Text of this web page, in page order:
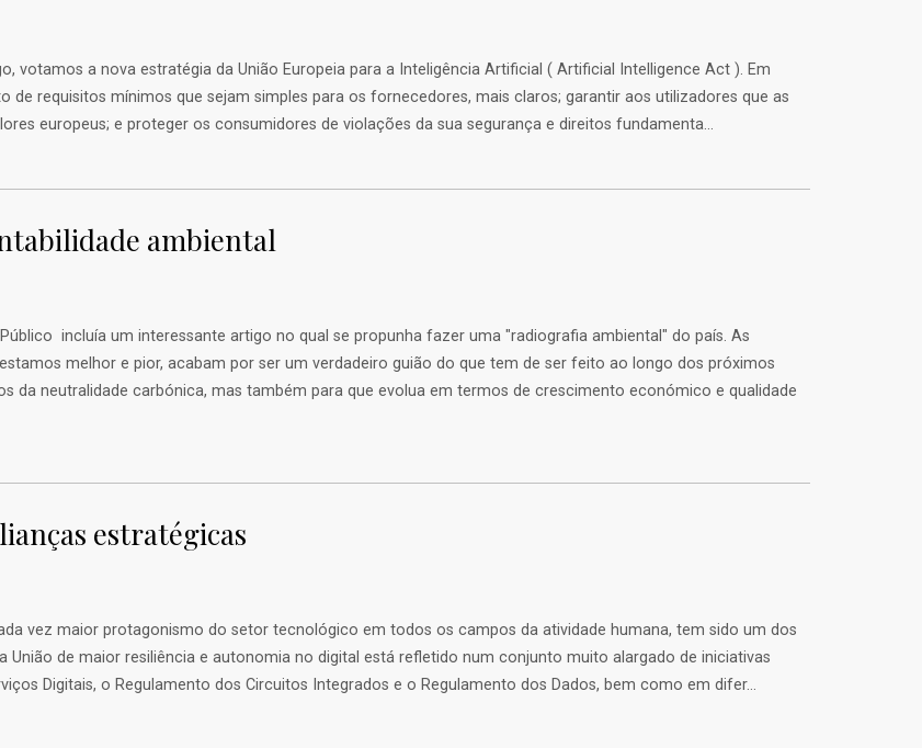
votamos a nova estratégia da União Europeia para a Inteligência Artificial ( Artificial Intelligence Act ). Em
requisitos mínimos que sejam simples para os fornecedores, mais claros; garantir aos utilizadores que as
europeus; e proteger os consumidores de violações da sua segurança e direitos fundamenta...
ambiental
incluía um interessante artigo no qual se propunha fazer uma "radiografia ambiental" do país. As
melhor e pior, acabam por ser um verdadeiro guião do que tem de ser feito ao longo dos próximos
da neutralidade carbónica, mas também para que evolua em termos de crescimento económico e qualidade
estratégicas
vez maior protagonismo do setor tecnológico em todos os campos da atividade humana, tem sido um dos
de maior resiliência e autonomia no digital está refletido num conjunto muito alargado de iniciativas
Digitais, o Regulamento dos Circuitos Integrados e o Regulamento dos Dados, bem como em difer...